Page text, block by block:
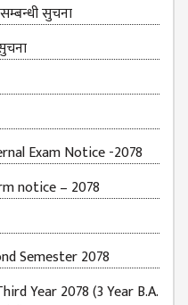
सुचना
Exam Notice -2078
notice – 2078
Semester 2078
Year 2078 (3 Year B.A.